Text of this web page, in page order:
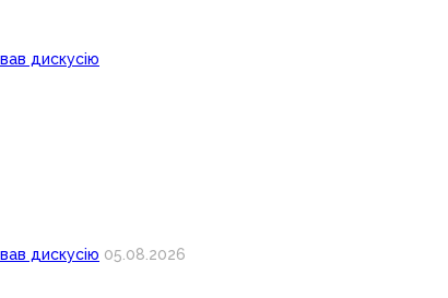
дискусію
дискусію 05.08.2026